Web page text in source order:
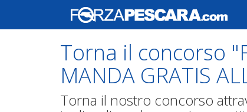
Torna il concorso
MANDA GRATIS
Torna il nostro concorso